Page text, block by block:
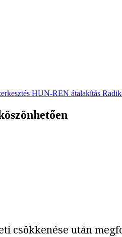
HUN-REN átalakítás
csökkenése után